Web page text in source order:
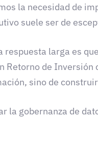
la necesidad de
suele ser de
respuesta larga es
Retorno de
sino de
la gobernanza de